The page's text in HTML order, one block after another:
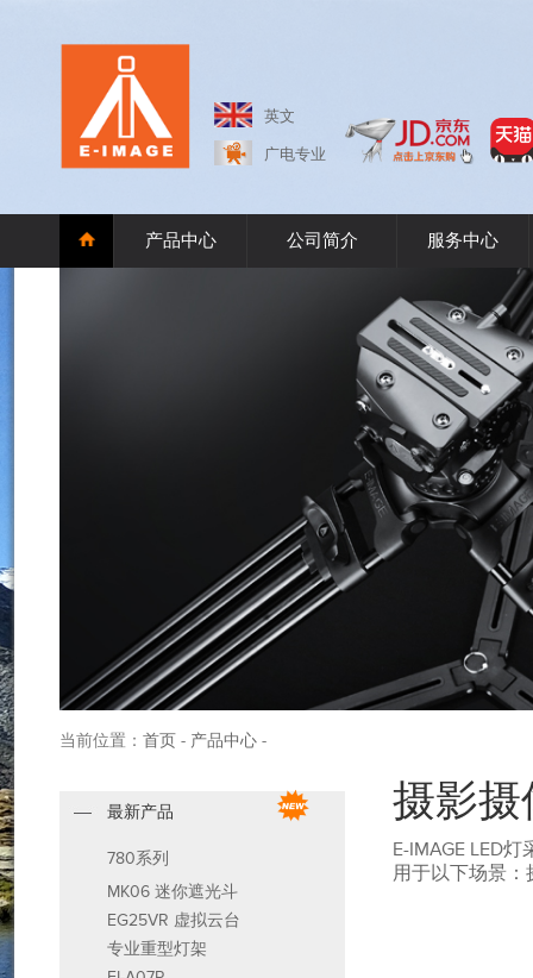
英文
广电专业
产品中心 公司简介 服务中心
当前位置： 首页 - 产品中心 -
最新产品
780系列
MK06 迷你遮光斗
EG25VR 虚拟云台
专业重型灯架
摄影摄
E-IMAGE LED
用于以下场景